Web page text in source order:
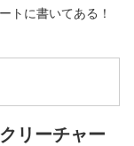
トに書いてある！
リーチャー